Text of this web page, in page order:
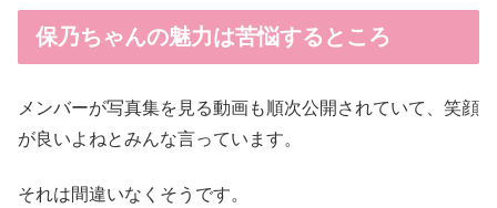
保乃ちゃんの魅力は苦悩するところ
メンバーが写真集を見る動画も順次公開されていて、笑顔
が良いよねとみんな言っています。
それは間違いなくそうです。